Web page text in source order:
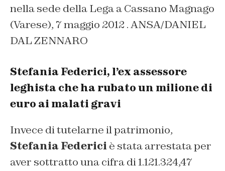
nella sede della Lega a Cassano Magnago
(Varese), 7 maggio 2012 . ANSA/DANIEL
DAL ZENNARO
Stefania Federici, l’ex assessore
leghista che ha rubato un milione di
euro ai malati gravi
Invece di tutelarne il patrimonio,
Stefania Federici è stata arrestata per
aver sottratto una cifra di 1.121.324,47